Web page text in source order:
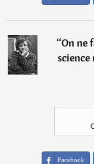
“On ne
science
Facebook